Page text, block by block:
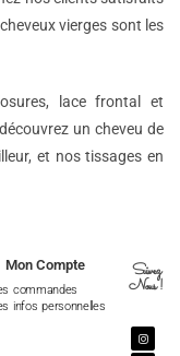
vierges sont les
lace frontal et
un cheveu de
et nos tissages en
Mon Compte
commandes
infos personnelles
Suivez
Nous !